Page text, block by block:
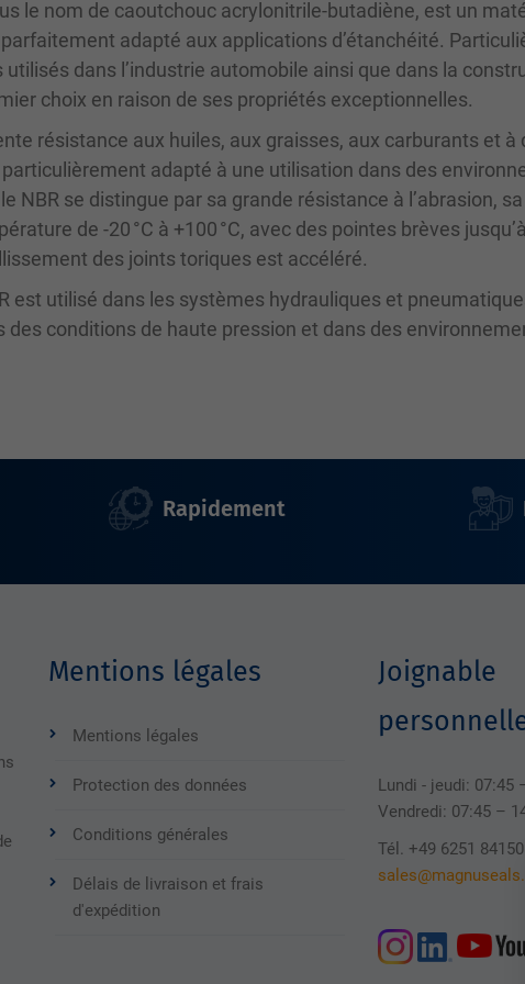
le nom de caoutchouc acrylonitrile-butadiène, est un
adapté aux applications d’étanchéité.
dans l’industrie automobile ainsi que dans la
choix en raison de ses propriétés exceptionnelles.
résistance aux huiles, aux graisses, aux carburants et à
adapté à une utilisation dans des
NBR se distingue par sa grande résistance à l’abrasion,
de -20 °C à +100 °C, avec des pointes brèves
des joints toriques est accéléré.
est utilisé dans les systèmes hydrauliques et
des conditions de haute pression et dans des
Rapidement
Mentions légales
Mentions légales
Protection des données
Conditions générales
Délais de livraison et frais
d'expédition
Joignable
Lundi - jeudi: 07:45
Vendredi: 07:45 –
Tél. +49 6251 84150